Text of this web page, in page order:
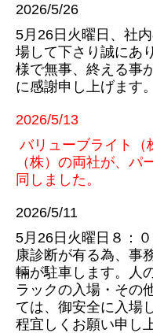
2026/5/26
5月26日火曜日、社
場して下さり誠にあ
様で無事、終える事
に感謝申し上げます。
2026/5/13
バリューブライト（
（株）の両社が、 パ
同し ました。
2026/5/11
5月26日火曜日８：
康診断が有る為、事
輛が駐車します。人
ラックの入場・その
ては、御安全に入場
程宜しくお願い申し